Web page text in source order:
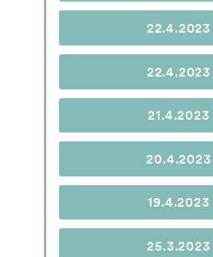
22.4.2023
22.4.2023
21.4.2023
20.4.2023
19.4.2023
25.3.2023